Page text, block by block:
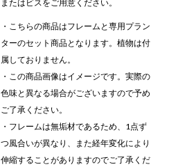
またはビスをご用意ください。
・こちらの商品はフレームと専用プラン
ターのセット商品となります。植物は付
属しておりません。
・この商品画像はイメージです。実際の
色味と異なる場合がございますので予め
ご了承ください。
・フレームは無垢材であるため、1点ず
つ風合いが異なり、また経年変化により
伸縮することがありますのでご了承くだ